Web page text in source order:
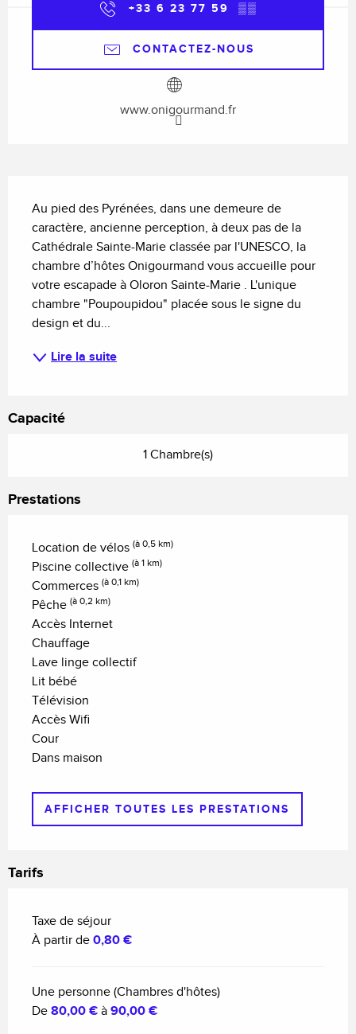
+33 6 23 77 59 ▒▒
CONTACTEZ-NOUS
www.onigourmand.fr
Au pied des Pyrénées, dans une demeure de
caractère, ancienne perception, à deux pas de la
Cathédrale Sainte-Marie classée par l'UNESCO, la
chambre d’hôtes Onigourmand vous accueille pour
votre escapade à Oloron Sainte-Marie . L'unique
chambre "Poupoupidou" placée sous le signe du
design et du...
Lire la suite
Capacité
1 Chambre(s)
Prestations
Location de vélos (à 0,5 km)
Piscine collective (à 1 km)
Commerces (à 0,1 km)
Pêche (à 0,2 km)
Accès Internet
Chauffage
Lave linge collectif
Lit bébé
Télévision
Accès Wifi
Cour
Dans maison
AFFICHER TOUTES LES PRESTATIONS
Tarifs
Taxe de séjour
À partir de 0,80 €
Une personne (Chambres d'hôtes)
De 80,00 € à 90,00 €